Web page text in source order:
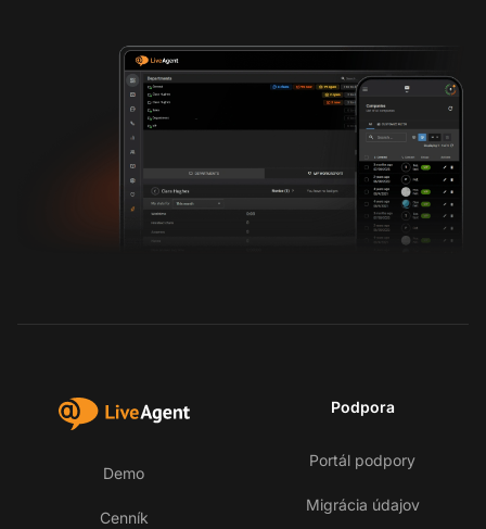
Demo
Cenník
Podpora
Portál podpory
Migrácia údajov